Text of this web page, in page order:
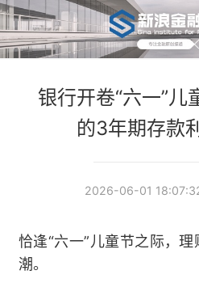
银行开卷“六一”儿
的3年期存款
2026-06-01
恰逢“六一”儿童节之际，
潮。